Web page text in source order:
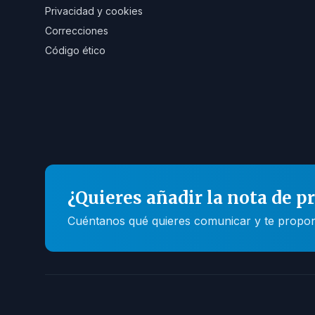
Privacidad y cookies
Correcciones
Código ético
¿Quieres añadir la nota de
Cuéntanos qué quieres comunicar y te